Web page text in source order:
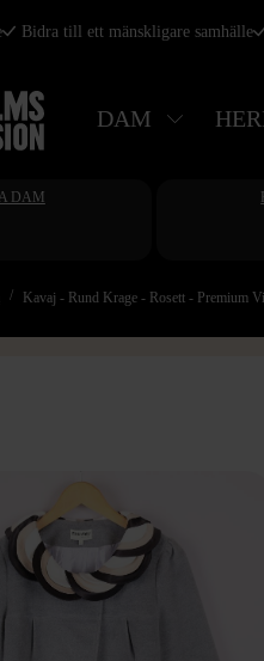
Bidra till ett mänskligare samhälle
DAM
DAM
Kavaj - Rund Krage - Rosett - Premium